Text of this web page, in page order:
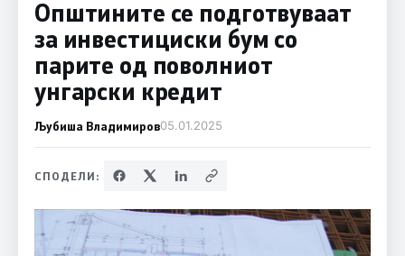
Општините се подготвуваат
за инвестициски бум со
парите од поволниот
унгарски кредит
Љубиша Владимиров05.01.2025
СПОДЕЛИ: